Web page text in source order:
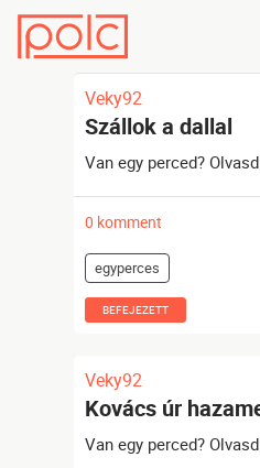
Veky92
Szállok a dallal
Van egy perced?
0 komment
egyperces
BEFEJEZETT
Veky92
Kovács úr
Van egy perced?